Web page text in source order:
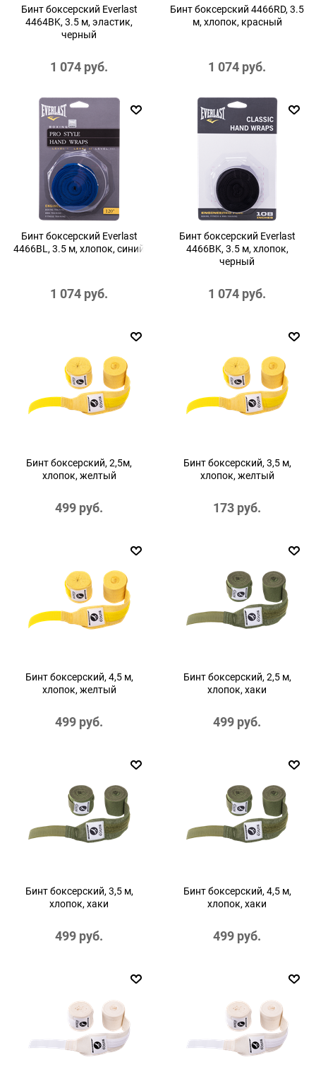
Бинт боксерский Everlast
4464BK, 3.5 м, эластик,
черный
1 074 руб.
Бинт боксерский 4466RD, 3.5
м, хлопок, красный
1 074 руб.
Бинт боксерский Everlast
4466BL, 3.5 м, хлопок, синий
1 074 руб.
Бинт боксерский Everlast
4466BK, 3.5 м, хлопок,
черный
1 074 руб.
Бинт боксерский, 2,5м,
хлопок, желтый
499 руб.
Бинт боксерский, 3,5 м,
хлопок, желтый
173 руб.
Бинт боксерский, 4,5 м,
хлопок, желтый
499 руб.
Бинт боксерский, 2,5 м,
хлопок, хаки
499 руб.
Бинт боксерский, 3,5 м,
хлопок, хаки
499 руб.
Бинт боксерский, 4,5 м,
хлопок, хаки
499 руб.